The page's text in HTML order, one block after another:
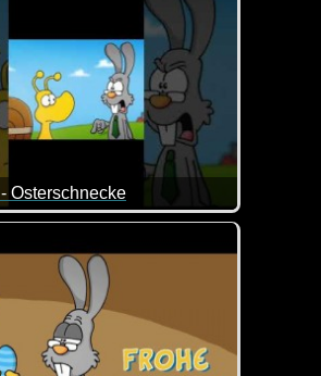
Osterschnecke
Eier werden noch rechtzeitig